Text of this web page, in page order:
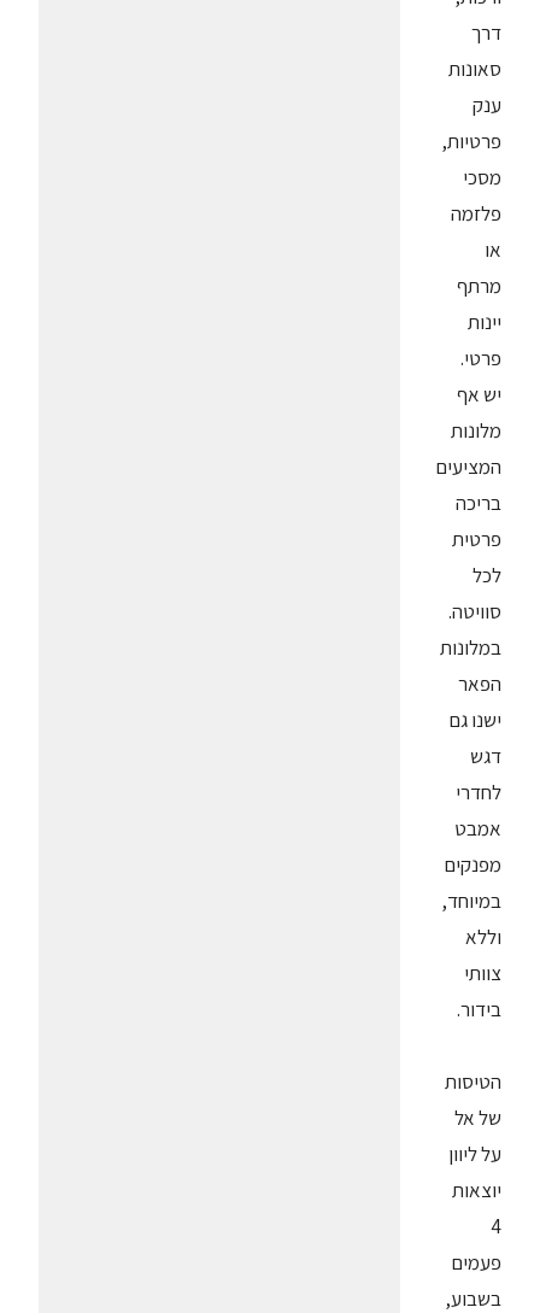
דרך
סאונות
ענק
פרטיות,
מסכי
פלזמה
או
מרתף
יינות
פרטי.
יש אף
מלונות
המציעים
בריכה
פרטית
לכל
סוויטה.
במלונות
הפאר
ישנו גם
דגש
לחדרי
אמבט
מפנקים
במיוחד,
וללא
צוותי
בידור.
הטיסות
של אל
על ליוון
יוצאות
4
פעמים
בשבוע,